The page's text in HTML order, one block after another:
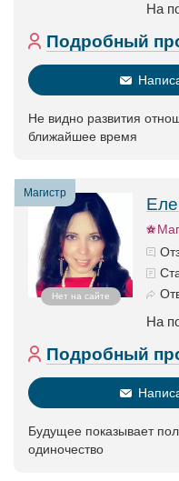
На
Подробный
Не видно развития
ближайшее время
Магистр
Нет на сайте
На
Подробный
Будущее показывает
одиночество